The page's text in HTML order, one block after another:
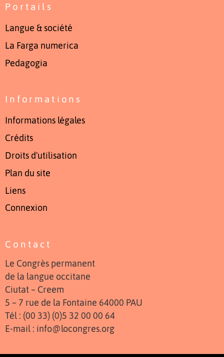
Portails
Langue & société
La Farga numerica
Pedagogia
Informations
Informations légales
Crédits
Droits d'utilisation
Plan du site
Liens
Connexion
Contact
Le Congrès permanent
de la langue occitane
Ciutat – Creem
5 – 7 rue de la Fontaine 64000 PAU
Tél : (00 33) (0)5 32 00 00 64
E-mail : info@locongres.org